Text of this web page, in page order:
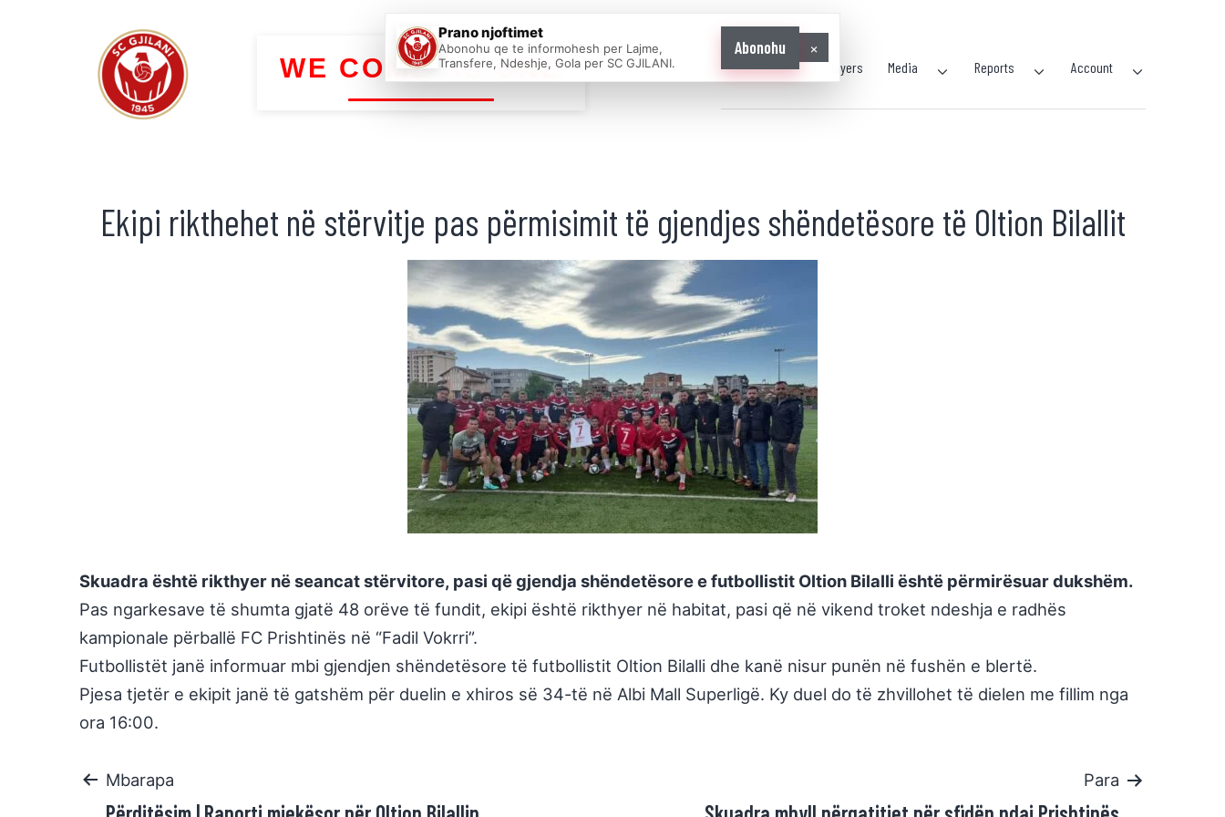
WE COME AS ONE Home News Players Media Reports Account
Ekipi rikthehet në stërvitje pas përmisimit të gjendjes shëndetësore të Oltion Bilallit
Skuadra është rikthyer në seancat stërvitore, pasi që gjendja shëndetësore e futbollistit Oltion Bilalli është përmirësuar dukshëm.
Pas ngarkesave të shumta gjatë 48 orëve të fundit, ekipi është rikthyer në habitat, pasi që në vikend troket ndeshja e radhës
kampionale përballë FC Prishtinës në “Fadil Vokrri”.
Futbollistët janë informuar mbi gjendjen shëndetësore të futbollistit Oltion Bilalli dhe kanë nisur punën në fushën e blertë.
Pjesa tjetër e ekipit janë të gatshëm për duelin e xhiros së 34-të në Albi Mall Superligë. Ky duel do të zhvillohet të dielen me fillim nga
ora 16:00.
Mbarapa Para
Prano njoftimet
Abonohu qe te informohesh per Lajme,
Transfere, Ndeshje, Gola per SC GJILANI.
Abonohu ×